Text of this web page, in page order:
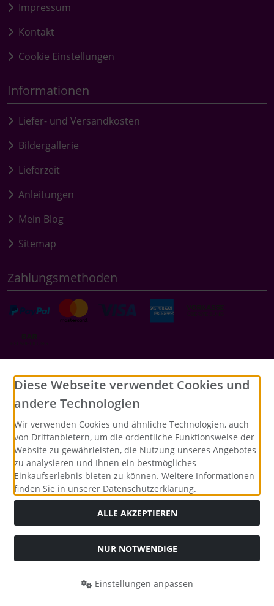
Impressum
Kontakt
Cookie Einstellungen
Informationen
Liefer- und Versandkosten
Bildergallerie
Lieferzeit
Anleitungen
Mein Blog
Sitemap
Zahlungsmethoden
Social Media
Alle Preise inkl. gesetzl. MwSt. zzgl.Versandkosten
durchgestrichenen Preise entsprechen dem bisherigen Preis
Merrys Bastelstübchen - Der kreative Shop für Bastelfans. ©
Diese Webseite verwendet Cookies und
andere Technologien
Wir verwenden Cookies und ähnliche Technologien, auch
von Drittanbietern, um die ordentliche Funktionsweise der
Website zu gewährleisten, die Nutzung unseres Angebotes
zu analysieren und Ihnen ein bestmögliches
Einkaufserlebnis bieten zu können. Weitere Informationen
finden Sie in unserer Datenschutzerklärung.
ALLE AKZEPTIEREN
NUR NOTWENDIGE
Einstellungen anpassen